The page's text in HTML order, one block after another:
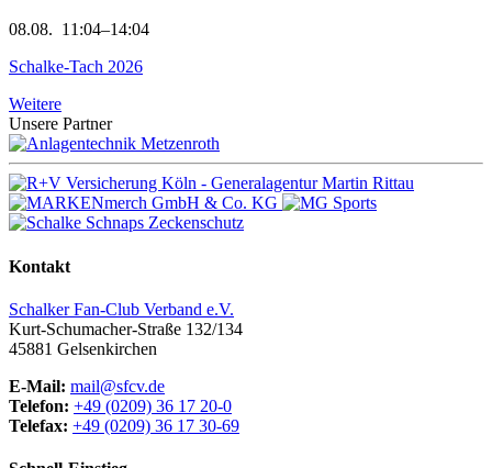
08.08. 11:04–14:04
Schalke-Tach 2026
Weitere
Unsere Partner
Kontakt
Schalker Fan-Club Verband e.V.
Kurt-Schumacher-Straße 132/134
45881 Gelsenkirchen
E-Mail: mail@sfcv.de
Telefon: +49 (0209) 36 17 20-0
Telefax: +49 (0209) 36 17 30-69